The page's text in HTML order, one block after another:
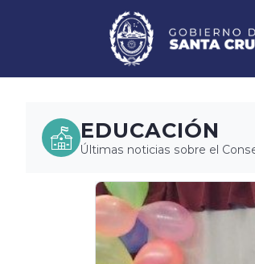
EDUCACIÓN
Últimas noticias sobre el